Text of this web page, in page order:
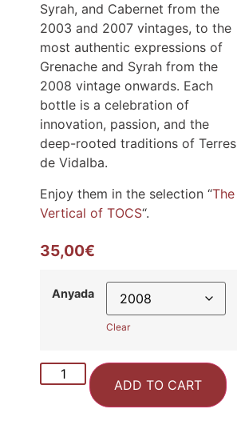
Syrah, and Cabernet from the
2003 and 2007 vintages, to the
most authentic expressions of
Grenache and Syrah from the
2008 vintage onwards. Each
bottle is a celebration of
innovation, passion, and the
deep-rooted traditions of Terres
de Vidalba.
Enjoy them in the selection “The
Vertical of TOCS“.
35,00€
Anyada
Clear
ADD TO CART